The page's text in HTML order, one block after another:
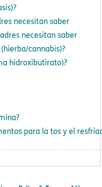
necesitan saber
necesitan saber
cannabis)?
hidroxibutirato)?
para la tos y el